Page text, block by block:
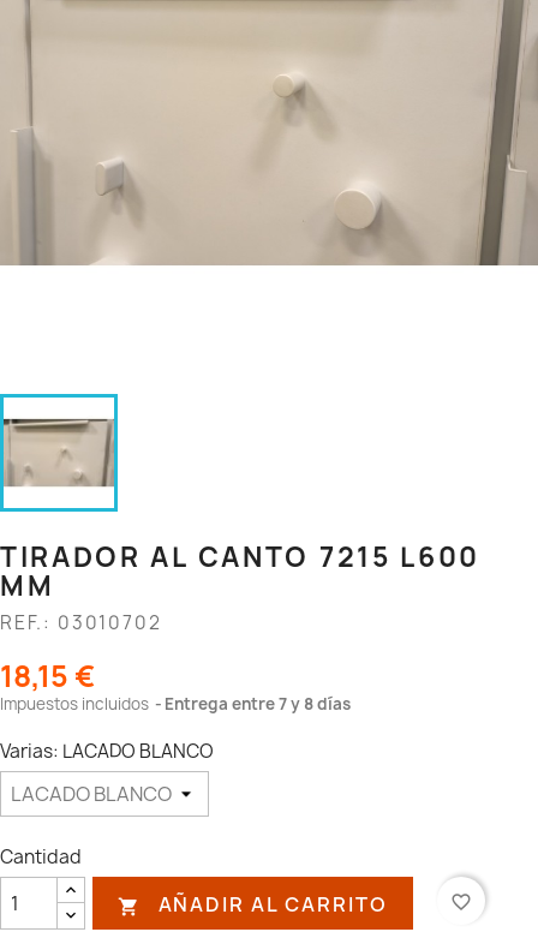
TIRADOR AL CANTO 7215 L600
MM
REF.: 03010702
18,15 €
Impuestos incluidos Entrega entre 7 y 8 días
Varias: LACADO BLANCO
Cantidad
 AÑADIR AL CARRITO favorite_border